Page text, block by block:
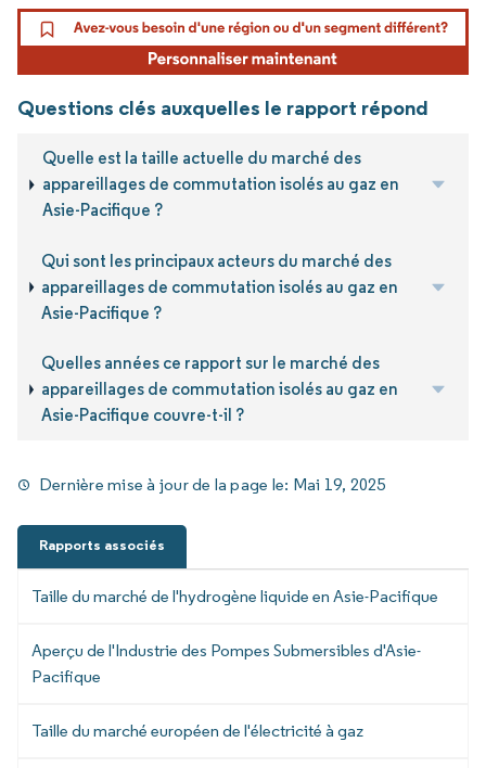
Questions clés auxquelles le rapport répond
Quelle est la taille actuelle du marché des
appareillages de commutation isolés au gaz en
Asie-Pacifique ?
Qui sont les principaux acteurs du marché des
appareillages de commutation isolés au gaz en
Asie-Pacifique ?
Quelles années ce rapport sur le marché des
appareillages de commutation isolés au gaz en
Asie-Pacifique couvre-t-il ?
Dernière mise à jour de la page le: Mai 19, 2025
Rapports associés
Taille du marché de l'hydrogène liquide en Asie-Pacifique
Aperçu de l'Industrie des Pompes Submersibles d'Asie-
Pacifique
Taille du marché européen de l'électricité à gaz